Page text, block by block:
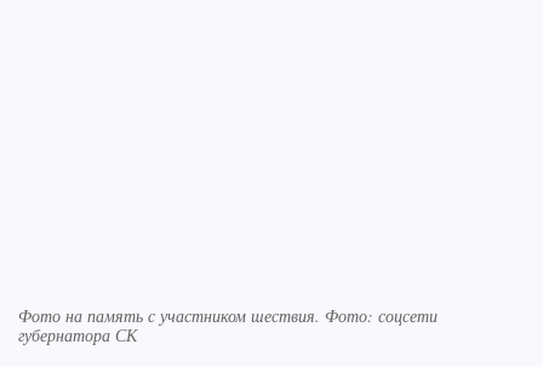
Фото на память с участником шествия. Фото: соцсети
губернатора СК